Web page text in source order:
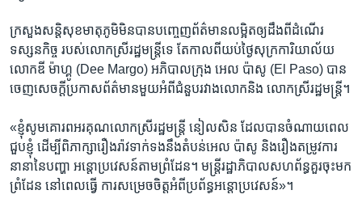
ក្រសួង​សន្តិសុខ​មាតុភូមិ​មិនបាន​បញ្ចេញ​ព័ត៌មាន​លម្អិត​ឲ្យដឹង​ពីដំណើរ​
ទស្សនកិច្ច របស់​លោកស្រី​រដ្ឋមន្ត្រី​ទេ​ តែកាល​ពីយប់​ថ្ងៃសុក្រ​ការិយាល័យ​
លោក​ឌី ម៉ាហ្គូ (Dee Margo) ​អភិបាល​ក្រុង ​អេល ប៉ាសូ (El Paso) ​បាន​
ចេញ​សេចក្តី​ប្រកាស​ព័ត៌មាន​មួយ​អំពី​ជំនួប​រវាង​លោក​និង ​លោកស្រី​រដ្ឋមន្ត្រី។
«ខ្ញុំសូម​គោរព​អរគុណ​លោកស្រី​រដ្ឋមន្ត្រី ​នៀលសិន​ ដែល​បាន​ចំណាយ​ពេល​
ជួបខ្ញុំ ដើម្បី​ពិភាក្សា​រឿង​រ៉ាវ​ទាក់ទង​នឹង​តំបន់​អេល ប៉ាសូ​ និង​រឿង​តម្រូវការ​
នានា​នៃបញ្ហា អន្តោប្រវេសន៍​តាមព្រំដែន។​ មន្ត្រី​រដ្ឋាភិបាល​សហព័ន្ធ​គួរចុះ​មក​
ព្រំដែន​ នៅពេល​ធ្វើ ការ​សម្រេច​ចិត្ត​អំពី​ប្រព័ន្ធ​អន្តោប្រវេសន៍‍»។